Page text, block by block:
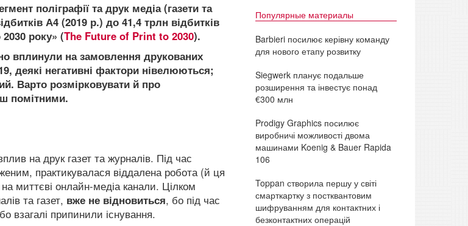
поліграфії та друк медіа (газети та
А4 (2019 р.) до 41,4 трлн відбитків
року» (The Future of Print to 2030).
вплинули на замовлення друкованих
, деякі негативні фактори нівелюються;
Варто розмірковувати й про
помітними.
на друк газет та журналів. Під час
практикувалася віддалена робота (й ця
миттєві онлайн-медіа канали. Цілком
та газет, вже не відновиться, бо під час
взагалі припинили існування.
Популярные материалы
Barbieri посилює керівну команду
для нового етапу розвитку
Siegwerk планує подальше
розширення та інвестує понад
€300 млн
Prodigy Graphics посилює
виробничі можливості двома
машинами Koenig & Bauer Rapida
106
Toppan створила першу у світі
смарткартку з постквантовим
шифруванням для контактних і
безконтактних операцій